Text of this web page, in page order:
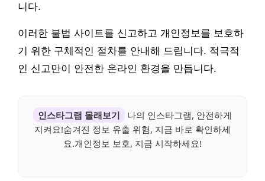
니다.
이러한 불법 사이트를 신고하고 개인정보를 보호하
기 위한 구체적인 절차를 안내해 드립니다. 적극적
인 신고만이 안전한 온라인 환경을 만듭니다.
인스타그램 몰래보기
나의 인스타그램, 안전하게
지켜요!숨겨진 정보 유출 위험, 지금 바로 확인하세
요.개인정보 보호, 지금 시작하세요!